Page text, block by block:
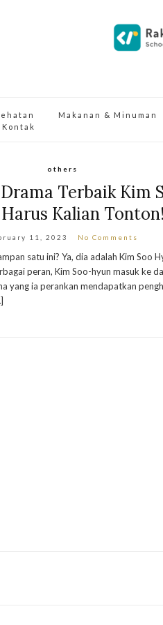
Makanan & Minuman
Kontak
others
Terbaik Kim
Kalian Tonton!
11, 2023 No Comments
satu ini? Ya, dia adalah Kim Soo
peran, Kim Soo-hyun masuk ke
yang ia perankan mendapatkan